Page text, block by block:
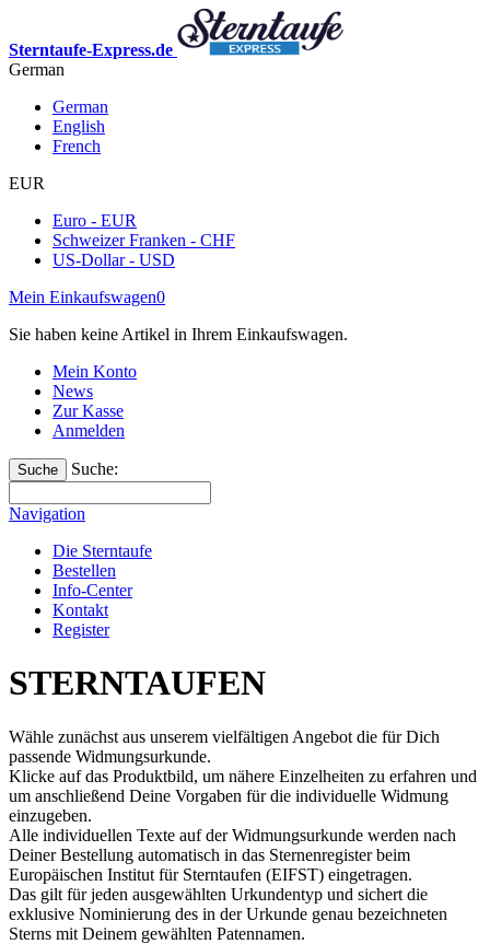
Sterntaufe-Express.de
German
German
English
French
EUR
Euro - EUR
Schweizer Franken - CHF
US-Dollar - USD
Mein Einkaufswagen0
Sie haben keine Artikel in Ihrem Einkaufswagen.
Mein Konto
News
Zur Kasse
Anmelden
Suche Suche:
Navigation
Die Sterntaufe
Bestellen
Info-Center
Kontakt
Register
STERNTAUFEN
Wähle zunächst aus unserem vielfältigen Angebot die für Dich
passende Widmungsurkunde.
Klicke auf das Produktbild, um nähere Einzelheiten zu erfahren und
um anschließend Deine Vorgaben für die individuelle Widmung
einzugeben.
Alle individuellen Texte auf der Widmungsurkunde werden nach
Deiner Bestellung automatisch in das Sternenregister beim
Europäischen Institut für Sterntaufen (EIFST) eingetragen.
Das gilt für jeden ausgewählten Urkundentyp und sichert die
exklusive Nominierung des in der Urkunde genau bezeichneten
Sterns mit Deinem gewählten Patennamen.